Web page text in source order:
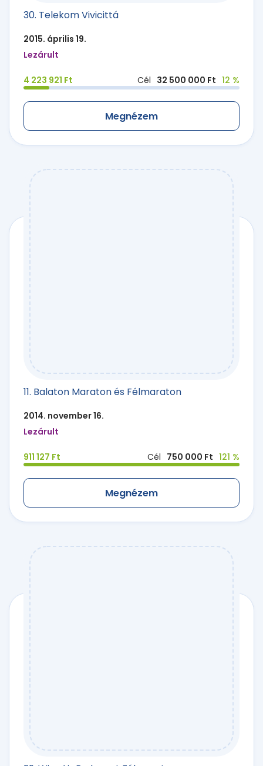
30. Telekom Vivicittá
2015. április 19.
Lezárult
4 223 921 Ft Cél 32 500 000 Ft 12 %
Megnézem
11. Balaton Maraton és Félmaraton
2014. november 16.
Lezárult
911 127 Ft Cél 750 000 Ft 121 %
Megnézem